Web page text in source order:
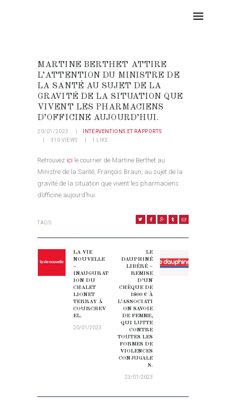
MARTINE BERTHET ATTIRE
L’ATTENTION DU MINISTRE DE
LA SANTÉ AU SUJET DE LA
GRAVITÉ DE LA SITUATION QUE
VIVENT LES PHARMACIENS
D’OFFICINE AUJOURD’HUI.
20/01/2023
INTERVENTIONS ET RAPPORTS
310 VIEWS 1 LIKE
Retrouvez ici le courrier de Martine Berthet au
Ministre de la Santé, François Braun, au sujet de la
gravité de la situation que vivent les pharmaciens
d’officine aujourd’hui.
TAGS:
Previous post:
LA VIE
NOUVELLE
–
INAUGURAT
ION DU
CHALET
LIONET
TERRAY À
COURCHEV
EL.
20/01/2023
Next post:
LE
DAUPHINÉ
LIBÉRÉ –
REMISE
D’UN
CHÈQUE DE
1800 € À
L’ASSOCIATI
ON SAVOIE
DE FEMME,
QUI LUTTE
CONTRE
TOUTES LES
FORMES DE
VIOLENCES
CONJUGALE
S.
23/01/2023